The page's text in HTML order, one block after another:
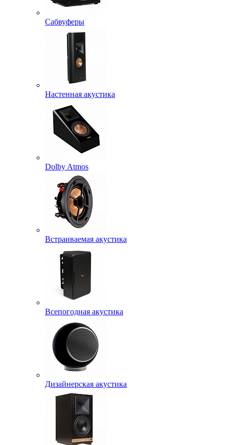
Сабвуферы
Настенная акустика
Dolby Atmos
Встраиваемая акустика
Всепогодная акустика
Дизайнерская акустика